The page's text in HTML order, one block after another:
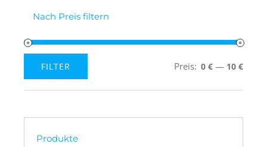
Nach Preis filtern
Preis
Preis
FILTER Preis: 0 € — 10 €
Produkte